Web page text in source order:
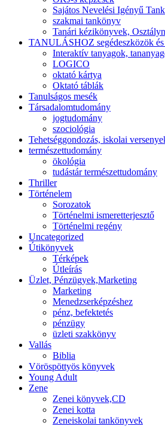
Sajátos Nevelési Igényű
szakmai tankönyv
Tanári kézikönyvek,
TANULÁSHOZ segédeszközök
Interaktív tanyagok,
LOGICO
oktató kártya
Oktató táblák
Tanulságos mesék
Társadalomtudomány
jogtudomány
szociológia
Tehetséggondozás, iskolai
természettudomány
ökológia
tudástár természettudomány
Thriller
Történelem
Sorozatok
Történelmi ismeretterjesztő
Történelmi regény
Uncategorized
Útikönyvek
Térképek
Útleírás
Üzlet, Pénzügyek,Marketing
Marketing
Menedzserképzéshez
pénz, befektetés
pénzügy
üzleti szakkönyv
Vallás
Biblia
Vöröspöttyös könyvek
Young Adult
Zene
Zenei könyvek,CD
Zenei kotta
Zeneiskolai tankönyvek